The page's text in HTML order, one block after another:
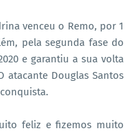
venceu o Remo, por 1
pela segunda fase do
e garantiu a sua volta
atacante Douglas Santos
feliz e fizemos muito